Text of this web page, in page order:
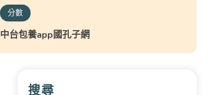
分數
中台包養app國孔子網
搜尋